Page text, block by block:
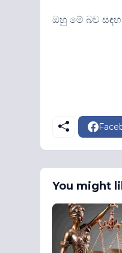
ඔහු මේ බව
You might